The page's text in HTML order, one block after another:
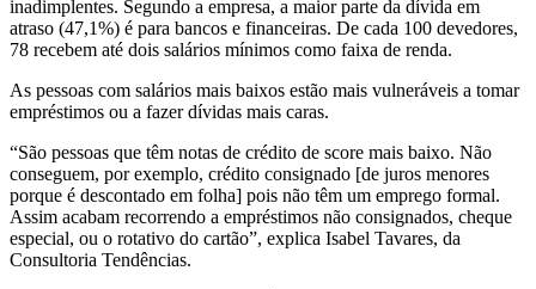
inadimplentes. Segundo a empresa, a maior parte da dívida em
atraso (47,1%) é para bancos e financeiras. De cada 100 devedores,
78 recebem até dois salários mínimos como faixa de renda.
As pessoas com salários mais baixos estão mais vulneráveis a tomar
empréstimos ou a fazer dívidas mais caras.
“São pessoas que têm notas de crédito de score mais baixo. Não
conseguem, por exemplo, crédito consignado [de juros menores
porque é descontado em folha] pois não têm um emprego formal.
Assim acabam recorrendo a empréstimos não consignados, cheque
especial, ou o rotativo do cartão”, explica Isabel Tavares, da
Consultoria Tendências.